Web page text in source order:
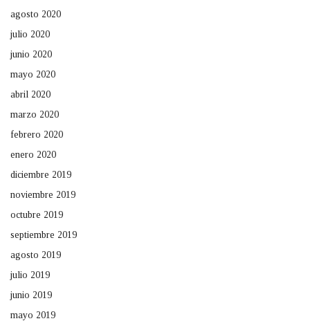
agosto 2020
julio 2020
junio 2020
mayo 2020
abril 2020
marzo 2020
febrero 2020
enero 2020
diciembre 2019
noviembre 2019
octubre 2019
septiembre 2019
agosto 2019
julio 2019
junio 2019
mayo 2019